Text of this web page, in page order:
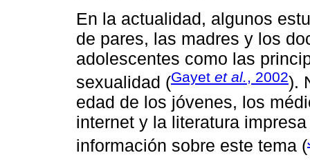
En la actualidad, algunos
de pares, las madres y los
adolescentes como las
sexualidad (Gayet et al., 2002).
edad de los jóvenes, los
internet y la literatura
información sobre este tema (